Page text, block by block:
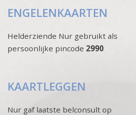
ENGELENKAARTEN
Helderziende Nur gebruikt als
persoonlijke pincode 2990
KAARTLEGGEN
Nur gaf laatste belconsult op